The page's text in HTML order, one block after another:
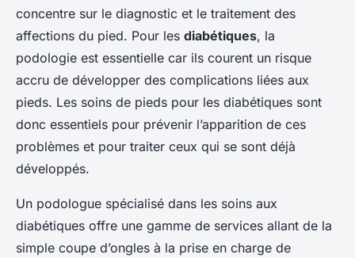
concentre sur le diagnostic et le traitement des
affections du pied. Pour les diabétiques, la
podologie est essentielle car ils courent un risque
accru de développer des complications liées aux
pieds. Les soins de pieds pour les diabétiques sont
donc essentiels pour prévenir l’apparition de ces
problèmes et pour traiter ceux qui se sont déjà
développés.
Un podologue spécialisé dans les soins aux
diabétiques offre une gamme de services allant de la
simple coupe d’ongles à la prise en charge de